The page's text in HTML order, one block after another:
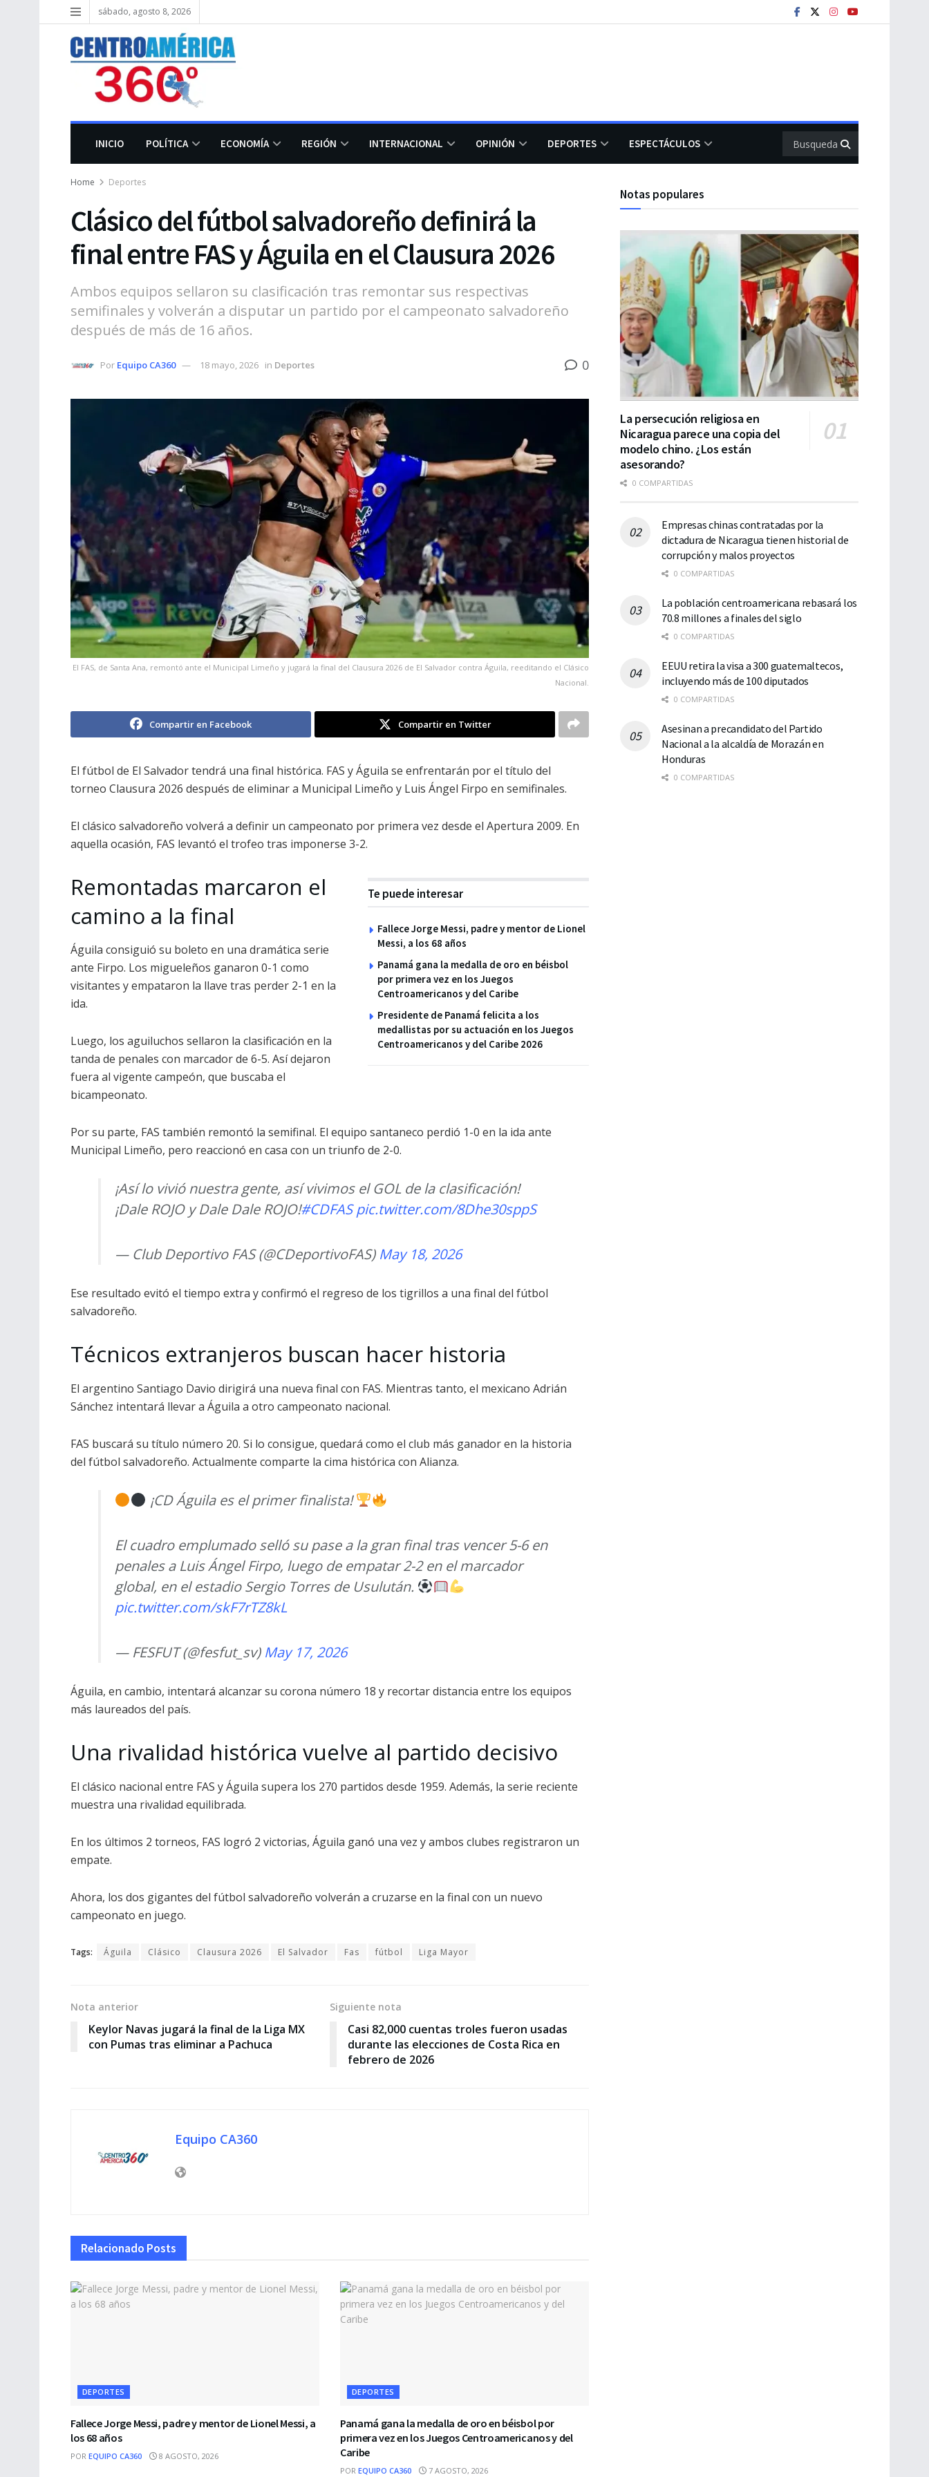
sábado, agosto 8, 2026
INICIO POLÍTICA ECONOMÍA REGIÓN INTERNACIONAL OPINIÓN DEPORTES ESPECTÁCULOS
Home Deportes
Clásico del fútbol salvadoreño definirá la
final entre FAS y Águila en el Clausura 2026
Ambos equipos sellaron su clasificación tras remontar sus respectivas
semifinales y volverán a disputar un partido por el campeonato salvadoreño
después de más de 16 años.
Por Equipo CA360 18 mayo, 2026 in Deportes 0
El FAS, de Santa Ana, remontó ante el Municipal Limeño y jugará la final del Clausura 2026 de El Salvador contra Águila, reeditando el Clásico
Nacional.
Compartir en Facebook Compartir en Twitter
El fútbol de El Salvador tendrá una final histórica. FAS y Águila se enfrentarán por el título del
torneo Clausura 2026 después de eliminar a Municipal Limeño y Luis Ángel Firpo en semifinales.
El clásico salvadoreño volverá a definir un campeonato por primera vez desde el Apertura 2009. En
aquella ocasión, FAS levantó el trofeo tras imponerse 3-2.
Te puede interesar
Fallece Jorge Messi, padre y mentor de Lionel
Messi, a los 68 años
Panamá gana la medalla de oro en béisbol
por primera vez en los Juegos
Centroamericanos y del Caribe
Presidente de Panamá felicita a los
medallistas por su actuación en los Juegos
Centroamericanos y del Caribe 2026
Remontadas marcaron el
camino a la final
Águila consiguió su boleto en una dramática serie
ante Firpo. Los migueleños ganaron 0-1 como
visitantes y empataron la llave tras perder 2-1 en la
ida.
Luego, los aguiluchos sellaron la clasificación en la
tanda de penales con marcador de 6-5. Así dejaron
fuera al vigente campeón, que buscaba el
bicampeonato.
Por su parte, FAS también remontó la semifinal. El equipo santaneco perdió 1-0 en la ida ante
Municipal Limeño, pero reaccionó en casa con un triunfo de 2-0.
¡Así lo vivió nuestra gente, así vivimos el GOL de la clasificación!
¡Dale ROJO y Dale Dale ROJO!#CDFAS pic.twitter.com/8Dhe30sppS
— Club Deportivo FAS (@CDeportivoFAS) May 18, 2026
Ese resultado evitó el tiempo extra y confirmó el regreso de los tigrillos a una final del fútbol
salvadoreño.
Técnicos extranjeros buscan hacer historia
El argentino Santiago Davio dirigirá una nueva final con FAS. Mientras tanto, el mexicano Adrián
Sánchez intentará llevar a Águila a otro campeonato nacional.
FAS buscará su título número 20. Si lo consigue, quedará como el club más ganador en la historia
del fútbol salvadoreño. Actualmente comparte la cima histórica con Alianza.
¡CD Águila es el primer finalista!
El cuadro emplumado selló su pase a la gran final tras vencer 5-6 en
penales a Luis Ángel Firpo, luego de empatar 2-2 en el marcador
global, en el estadio Sergio Torres de Usulután.
pic.twitter.com/skF7rTZ8kL
— FESFUT (@fesfut_sv) May 17, 2026
Águila, en cambio, intentará alcanzar su corona número 18 y recortar distancia entre los equipos
más laureados del país.
Una rivalidad histórica vuelve al partido decisivo
El clásico nacional entre FAS y Águila supera los 270 partidos desde 1959. Además, la serie reciente
muestra una rivalidad equilibrada.
En los últimos 2 torneos, FAS logró 2 victorias, Águila ganó una vez y ambos clubes registraron un
empate.
Ahora, los dos gigantes del fútbol salvadoreño volverán a cruzarse en la final con un nuevo
campeonato en juego.
Tags: Águila Clásico Clausura 2026 El Salvador Fas fútbol Liga Mayor
Nota anterior
Keylor Navas jugará la final de la Liga MX
con Pumas tras eliminar a Pachuca
Siguiente nota
Casi 82,000 cuentas troles fueron usadas
durante las elecciones de Costa Rica en
febrero de 2026
Equipo CA360
Relacionado Posts
DEPORTES
Fallece Jorge Messi, padre y mentor de Lionel Messi, a
los 68 años
POR EQUIPO CA360 8 AGOSTO, 2026
DEPORTES
Panamá gana la medalla de oro en béisbol por
primera vez en los Juegos Centroamericanos y del
Caribe
POR EQUIPO CA360 7 AGOSTO, 2026
Notas populares
La persecución religiosa en
Nicaragua parece una copia del
modelo chino. ¿Los están
asesorando?
0 COMPARTIDAS
Empresas chinas contratadas por la
dictadura de Nicaragua tienen historial de
corrupción y malos proyectos
0 COMPARTIDAS
La población centroamericana rebasará los
70.8 millones a finales del siglo
0 COMPARTIDAS
EEUU retira la visa a 300 guatemaltecos,
incluyendo más de 100 diputados
0 COMPARTIDAS
Asesinan a precandidato del Partido
Nacional a la alcaldía de Morazán en
Honduras
0 COMPARTIDAS